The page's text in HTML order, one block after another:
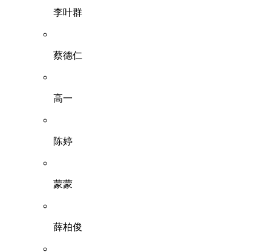
李叶群
蔡德仁
高一
陈婷
蒙蒙
薛柏俊